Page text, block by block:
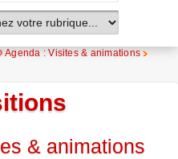
Agenda : Visites & animations
& animations